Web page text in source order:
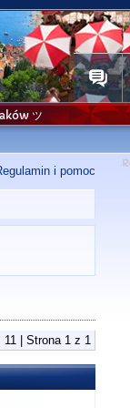
ツ
i pomoc
| Strona 1z 1